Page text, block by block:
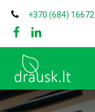
+370 (684) 16672